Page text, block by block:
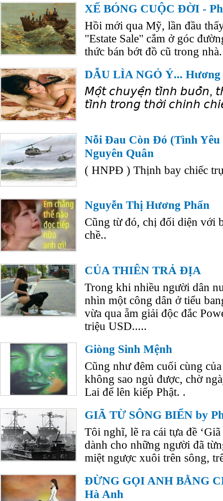
XẾ BÓNG CUỘC ĐỜI -
Hồi mới qua Mỹ, lần đầu
"Estate Sale" cắm ở góc
thức bán bớt đồ cũ trong
DẪU LÌA NGỎ Ý...
𝘔𝘰̣̂𝘵 𝘤𝘩𝘶𝘺𝘦̣̂𝘯 𝘵𝘪̀𝘯𝘩 𝘣𝘶𝘰̂̀𝘯,
𝘵𝘪̀𝘯𝘩 𝘵𝘳𝘰𝘯𝘨 𝘵𝘩𝘰̛̀𝘪 𝘤𝘩𝘪𝘯𝘩
Nỗi Đau Còn Đó (Tình
Nguyên Quân
( HNPĐ ) Thịnh bay chiếc
Nguyễn Thị Hương Phấn
Cũng từ đó, chị đối diện với
chề..
CỦA THIÊN TRẢ ĐỊA
Trong khi nhiều người dân
nhìn một công dân ở tiểu
vừa qua ẵm giải độc đắc
triệu USD.....
Giòng Sinh Mệnh
Cũng như đêm cuối cùng
không sao ngủ được, chờ
Lai để lên kiếp Phật. .
GIÃ TỪ SÔNG BIỂN by
Tôi nghĩ, lẽ ra cái tựa đề
dành cho những người đã
miệt ngược xuôi trên sông,
ĐỪNG GỌI ANH BẰNG
Hà Anh